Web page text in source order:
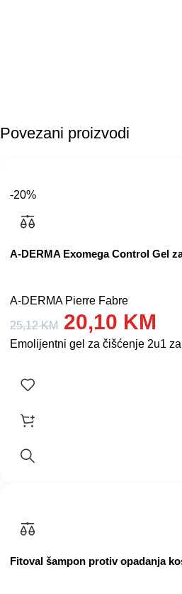
Povezani proizvodi
-20%
A-DERMA Exomega Control Gel
A-DERMA Pierre Fabre
25,12KM 20,10 KM
Emolijentni gel za čišćenje 2u1
Fitoval šampon protiv opadanja